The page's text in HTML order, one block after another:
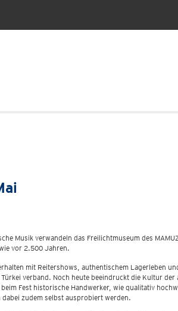
Musik verwandeln das Freilichtmuseum des
vor 2.500 Jahren.
mit Reitershows, authentischem Lagerleben
verband. Noch heute beeindruckt die Kultur
Fest historische Handwerker, wie qualitativ
zudem selbst ausprobiert werden.